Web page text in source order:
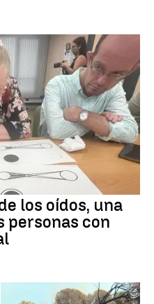
los oídos, una
personas con